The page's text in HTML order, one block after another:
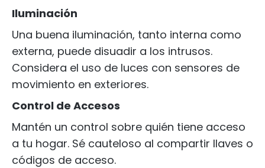
Iluminación
Una buena iluminación, tanto interna como
externa, puede disuadir a los intrusos.
Considera el uso de luces con sensores de
movimiento en exteriores.
Control de Accesos
Mantén un control sobre quién tiene acceso
a tu hogar. Sé cauteloso al compartir llaves o
códigos de acceso.